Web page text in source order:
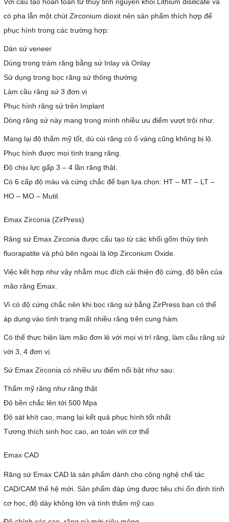
có pha lẫn một chút Zirconium dioxit nên sản phẩm thích hợp để
phục hình trong các trường hợp:
Dán sứ veneer
Dùng trong trám răng bằng sứ Inlay và Onlay
Sử dụng trong bọc răng sứ thông thường
Làm cầu răng sứ 3 đơn vị
Phục hình răng sứ trên Implant
Dòng răng sứ này mang trong mình nhiều ưu điểm vượt trội như:
Mang lại độ thẩm mỹ tốt, dù cùi răng có ố vàng cũng không bị lộ.
Phục hình được mọi tình trạng răng.
Độ chịu lực gấp 3 – 4 lần răng thật.
Có 6 cấp độ màu và cứng chắc để bạn lựa chọn: HT – MT – LT –
HO – MO – Mutil.
Emax Zirconia (ZirPress)
Răng sứ Emax Zirconia được cấu tạo từ các khối gốm thủy tinh
fluorapatite và phủ bên ngoài là lớp Zirconium Oxide.
Việc kết hợp như vậy nhằm mục đích cải thiện độ cứng, độ bền của
mão răng Emax.
Vì có độ cứng chắc nên khi bọc răng sứ bằng ZirPress bạn có thể
áp dụng vào tình trạng mất nhiều răng trên cung hàm.
Có thể thực hiện làm mão đơn lẻ với mọi vị trí răng, làm cầu răng sứ
với 3, 4 đơn vị.
Sứ Emax Zirconia có nhiều ưu điểm nổi bật như sau:
Thẩm mỹ răng như răng thật
Độ bền chắc lên tới 500 Mpa
Độ sát khít cao, mang lại kết quả phục hình tốt nhất
Tương thích sinh học cao, an toàn với cơ thể
Emax CAD
Răng sứ Emax CAD là sản phẩm dành cho công nghệ chế tác
CAD/CAM thế hệ mới. Sản phẩm đáp ứng được tiêu chí ổn định tính
cơ học, độ dày không lớn và tính thẩm mỹ cao.